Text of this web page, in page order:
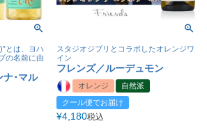
とは、ヨハ
の名前に由
ナ･マル
スタジオジブリとコラボしたオレンジワ
イン
フレンズ／ルーデュモン
オレンジ
自然派
クール便でお届け
¥4,180税込